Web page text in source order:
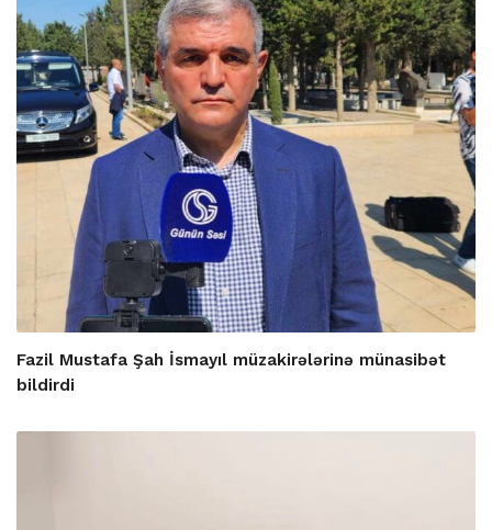
Fazil Mustafa Şah İsmayıl müzakirələrinə münasibət
bildirdi